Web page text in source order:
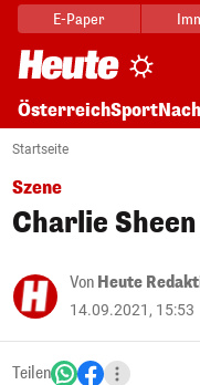
E-Paper
ÖsterreichSport
Startseite
Szene
Charlie
Von Heute
14.09.2021, 15:53
Teilen